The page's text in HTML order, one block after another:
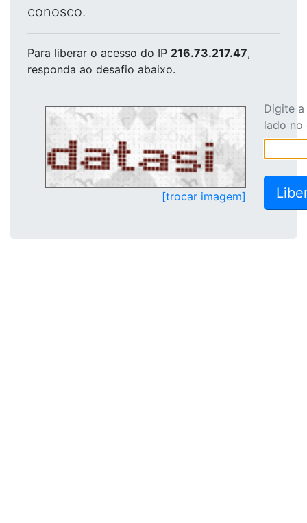
conosco.
Para liberar o acesso do IP 216.73.217.47,
responda ao desafio abaixo.
[trocar imagem]
Digite
lado no